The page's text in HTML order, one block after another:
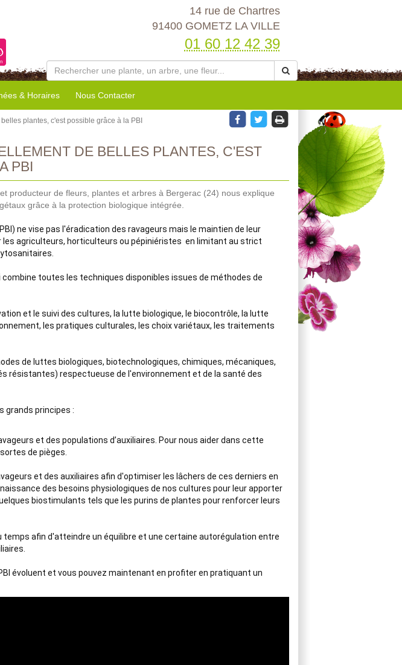
14 rue de Chartres
91400 GOMETZ LA VILLE
01 60 12 42 39
& Horaires Nous Contacter
plantes, c'est possible grâce à la PBI
DE BELLES PLANTES, C'EST
PBI
producteur de fleurs, plantes et arbres à Bergerac (24) nous explique
grâce à la protection biologique intégrée.
ne vise pas l'éradication des ravageurs mais le maintien de leur
les agriculteurs, horticulteurs ou pépiniéristes  en limitant au strict
toutes les techniques disponibles issues de méthodes de
et le suivi des cultures, la lutte biologique, le biocontrôle, la lutte
les pratiques culturales, les choix variétaux, les traitements
de luttes biologiques, biotechnologiques, chimiques, mécaniques,
résistantes) respectueuse de l'environnement et de la santé des
grands principes :
et des populations d’auxiliaires. Pour nous aider dans cette
de pièges.
et des auxiliaires afin d'optimiser les lâchers de ces derniers en
des besoins physiologiques de nos cultures pour leur apporter
biostimulants tels que les purins de plantes pour renforcer leurs
temps afin d'atteindre un équilibre et une certaine autorégulation entre
évoluent et vous pouvez maintenant en profiter en pratiquant un